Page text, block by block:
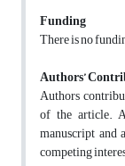
Funding
There is no
Authors’
Authors
of the article.
manuscript and
competing